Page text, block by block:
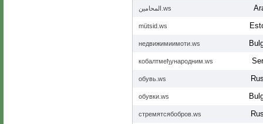
المحامين.ws
mütsid.ws
недвижимиимоти.ws
кобалтмеђународним.ws
обувь.ws
обувки.ws
стремятсябобров.ws